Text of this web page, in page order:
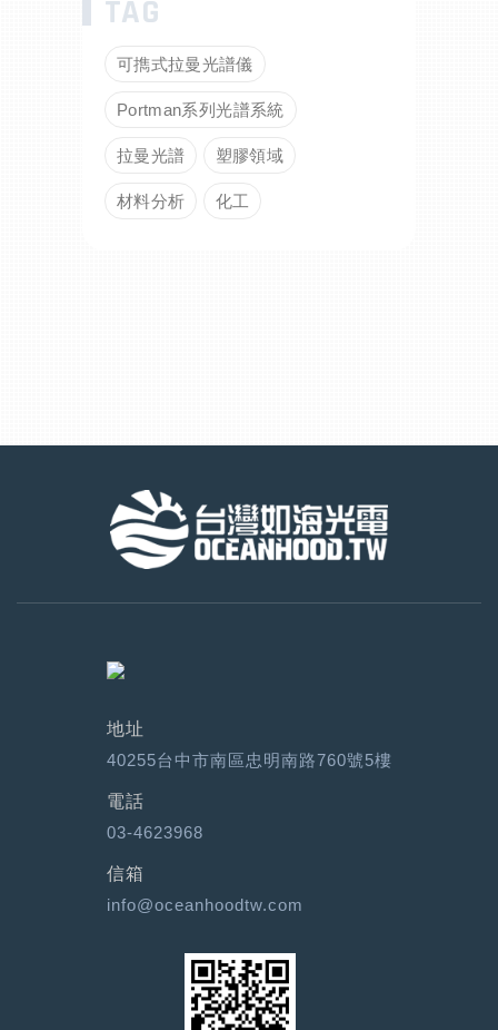
可擕式拉曼光譜儀
Portman系列光譜系統
拉曼光譜 塑膠領域
材料分析 化工
地址
40255台中市南區忠明南路760號5樓
電話
03-4623968
信箱
info@oceanhoodtw.com